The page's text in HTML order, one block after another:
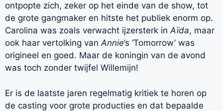
ontpopte zich, zeker op het einde van de show, tot
de grote gangmaker en hitste het publiek enorm op.
Carolina was zoals verwacht ijzersterk inAïda, maar
ook haar vertolking vanAnnie’s ‘Tomorrow’ was
origineel en goed. Maar de koningin van de avond
was toch zonder twijfel Willemijn!
Er is de laatste jaren regelmatig kritiek te horen op
de casting voor grote producties en dat bepaalde